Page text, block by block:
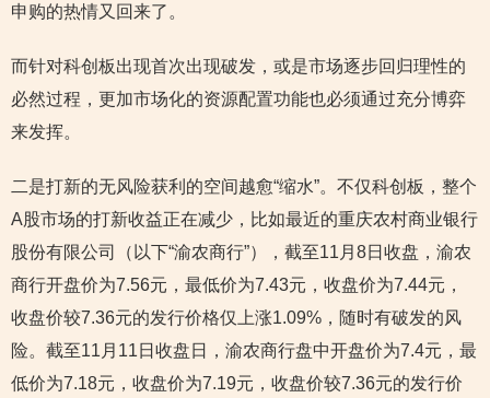
申购的热情又回来了。
而针对科创板出现首次出现破发，或是市场逐步回归理性的
必然过程，更加市场化的资源配置功能也必须通过充分博弈
来发挥。
二是打新的无风险获利的空间越愈“缩水”。不仅科创板，整个
A股市场的打新收益正在减少，比如最近的重庆农村商业银行
股份有限公司（以下“渝农商行”），截至11月8日收盘，渝农
商行开盘价为7.56元，最低价为7.43元，收盘价为7.44元，
收盘价较7.36元的发行价格仅上涨1.09%，随时有破发的风
险。截至11月11日收盘日，渝农商行盘中开盘价为7.4元，最
低价为7.18元，收盘价为7.19元，收盘价较7.36元的发行价